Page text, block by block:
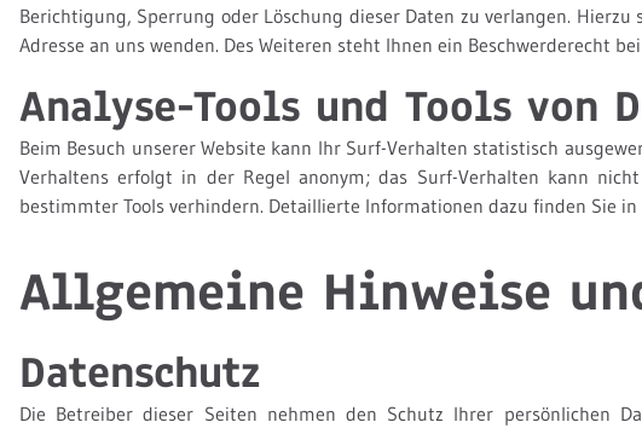
Berichtigung, Sperrung oder Löschung dieser Daten zu verlangen.
Adresse an uns wenden. Des Weiteren steht Ihnen ein Beschwerderecht
Analyse-Tools und Tools von
Beim Besuch unserer Website kann Ihr Surf-Verhalten statistisch
Verhaltens erfolgt in der Regel anonym; das Surf-Verhalten kann
bestimmter Tools verhindern. Detaillierte Informationen dazu finden Sie
Allgemeine Hinweise
Datenschutz
Die Betreiber dieser Seiten nehmen den Schutz Ihrer persönlichen